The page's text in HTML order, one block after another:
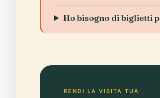
Ho bisogno di biglietti
RENDI LA VISITA TUA